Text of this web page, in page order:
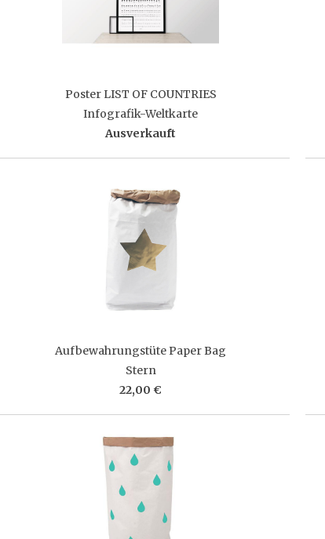
Poster LIST OF COUNTRIES
Infografik-Weltkarte
Ausverkauft
Aufbewahrungstüte Paper Bag
Stern
22,00 €